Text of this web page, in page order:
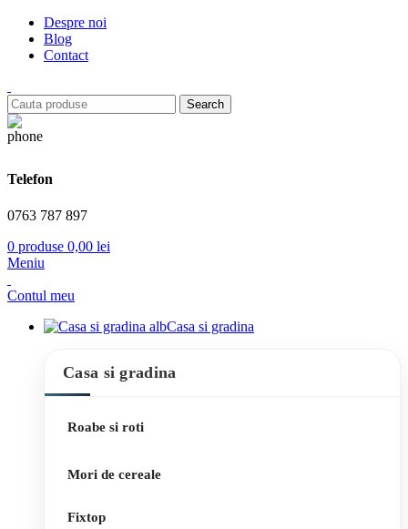
Despre noi
Blog
Contact
Search
Telefon
0763 787 897
0 produse 0,00 lei
Meniu
Contul meu
Casa si gradina
Casa si gradina
Roabe si roti
Mori de cereale
Fixtop